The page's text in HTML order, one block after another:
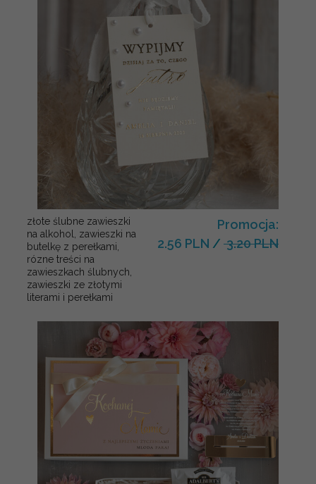
złote ślubne zawieszki
na alkohol, zawieszki na
butelkę z perełkami,
rózne treści na
zawieszkach ślubnych,
zawieszki ze złotymi
literami i perełkami
Promocja:
2.56 PLN / 3.20 PLN